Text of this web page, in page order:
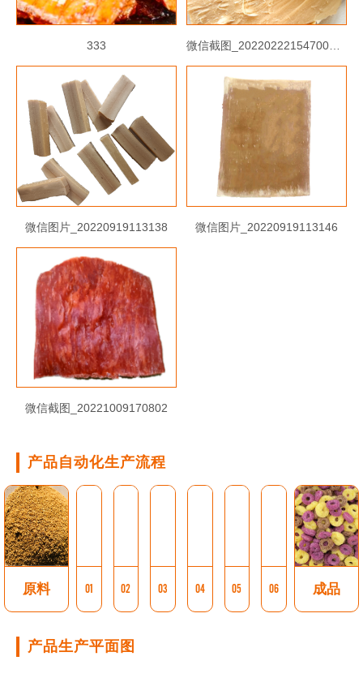
333 微信截图_2022022215470022222
微信图片_20220919113138 微信图片_20220919113146
微信截图_20221009170802
产品自动化生产流程
原料 01 02 03 04 05 06 成品
产品生产平面图